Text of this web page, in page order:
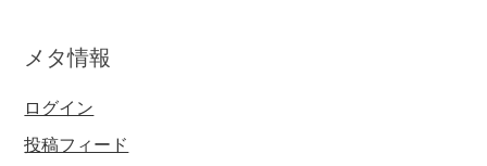
メタ情報
ログイン
投稿フィード